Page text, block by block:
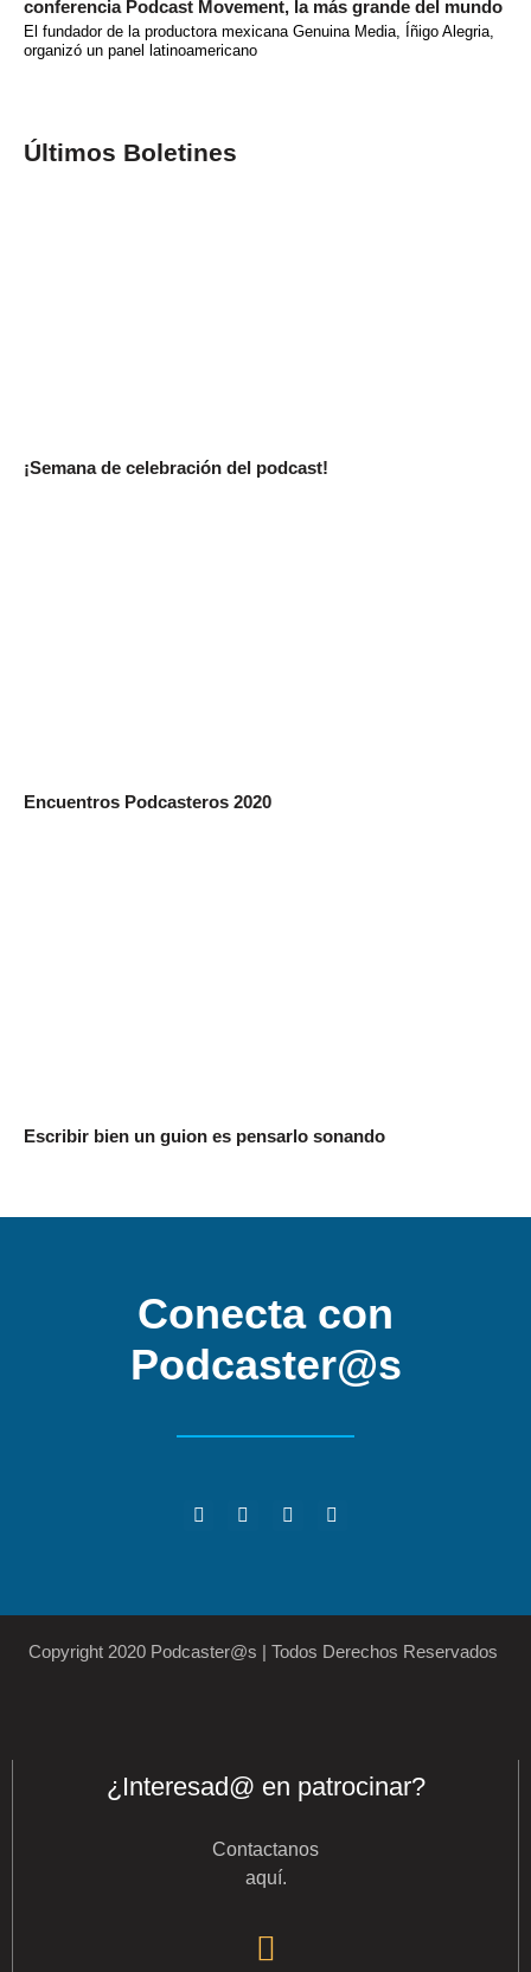
conferencia Podcast Movement, la más grande del mundo
El fundador de la productora mexicana Genuina Media, Íñigo Alegria,
organizó un panel latinoamericano
Últimos Boletines
¡Semana de celebración del podcast!
Encuentros Podcasteros 2020
Escribir bien un guion es pensarlo sonando
Conecta con
Podcaster@s
Copyright 2020 Podcaster@s | Todos Derechos Reservados
¿Interesad@ en patrocinar?
Contactanos
aquí.